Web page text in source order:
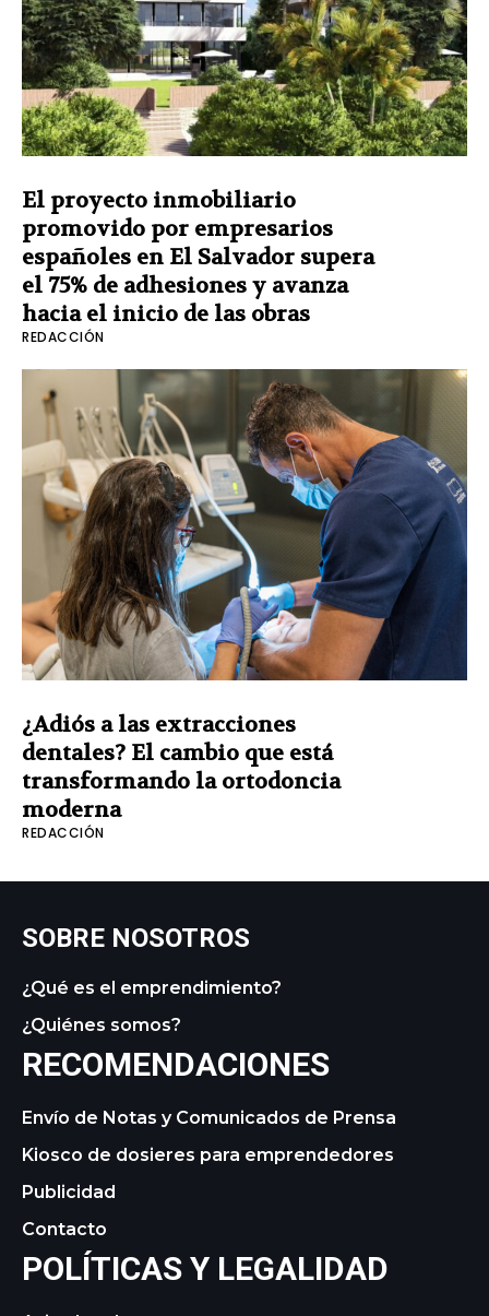
El proyecto inmobiliario
promovido por empresarios
españoles en El Salvador supera
el 75% de adhesiones y avanza
hacia el inicio de las obras
REDACCIÓN
¿Adiós a las extracciones
dentales? El cambio que está
transformando la ortodoncia
moderna
REDACCIÓN
SOBRE NOSOTROS
¿Qué es el emprendimiento?
¿Quiénes somos?
RECOMENDACIONES
Envío de Notas y Comunicados de Prensa
Kiosco de dosieres para emprendedores
Publicidad
Contacto
POLÍTICAS Y LEGALIDAD